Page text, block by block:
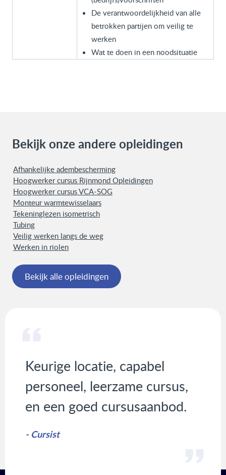
De verantwoordelijkheid van alle
betrokken partijen om veilig te
werken
Wat te doen in een noodsituatie
Bekijk onze andere opleidingen
Afhankelijke adembescherming
Hoogwerker cursus Rijnmond Opleidingen
Hoogwerker cursus VCA-SOG
Monteur warmtewisselaars
Tekeninglezen isometrisch
Tubing
Veilig werken langs de weg
Werken in riolen
Bekijk alle opleidingen
Keurige locatie, capabel
personeel, leerzame cursus,
en een goed cursusaanbod.
- Cursist